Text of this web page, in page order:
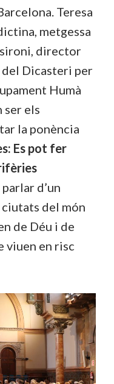
Teresa
metgessa
, director
Dicasteri per
Humà
ser els
la ponència
Es pot fer
d’un
del món
de Déu i de
viuen en risc